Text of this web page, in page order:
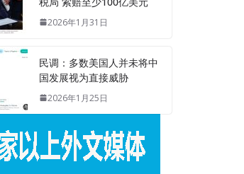
2026年1月31日
民调：多数美国人并未将中
国发展视为直接威胁
2026年1月25日